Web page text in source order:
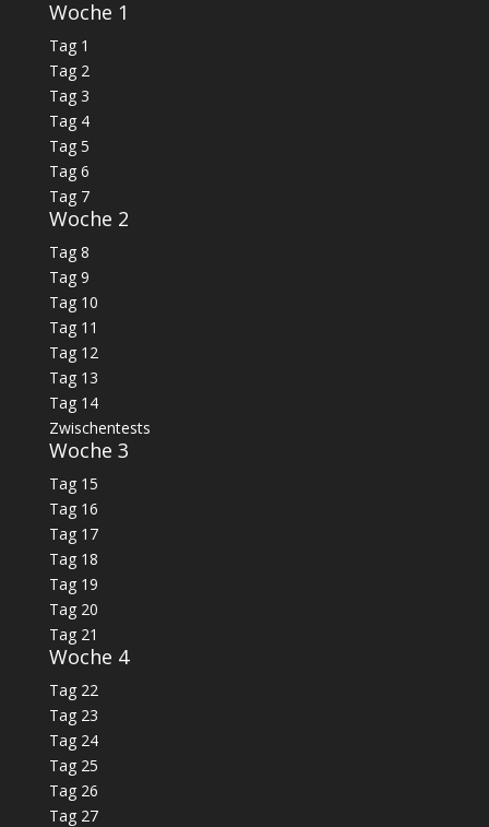
Woche 1
Tag 1
Tag 2
Tag 3
Tag 4
Tag 5
Tag 6
Tag 7
Woche 2
Tag 8
Tag 9
Tag 10
Tag 11
Tag 12
Tag 13
Tag 14
Zwischentests
Woche 3
Tag 15
Tag 16
Tag 17
Tag 18
Tag 19
Tag 20
Tag 21
Woche 4
Tag 22
Tag 23
Tag 24
Tag 25
Tag 26
Tag 27